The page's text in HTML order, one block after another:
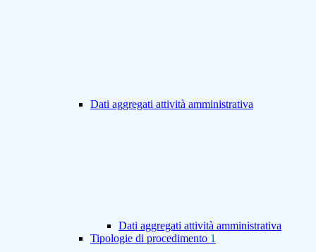
Dati aggregati attività amministrativa
Dati aggregati attività amministrativa
Tipologie di procedimento 1